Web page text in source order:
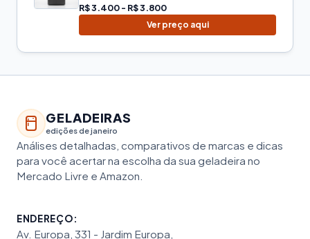
R$ 3.400 - R$ 3.800
Ver preço aqui
GELADEIRAS
edições de janeiro
Análises detalhadas, comparativos de marcas e dicas
para você acertar na escolha da sua geladeira no
Mercado Livre e Amazon.
ENDEREÇO:
Av. Europa, 331 - Jardim Europa,